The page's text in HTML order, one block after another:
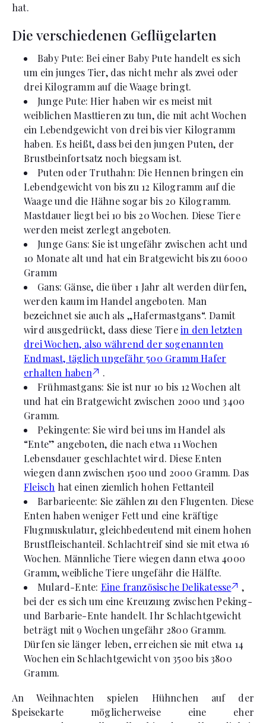
hat.
Die verschiedenen Geflügelarten
Baby Pute: Bei einer Baby Pute handelt es sich
um ein junges Tier, das nicht mehr als zwei oder
drei Kilogramm auf die Waage bringt.
Junge Pute: Hier haben wir es meist mit
weiblichen Masttieren zu tun, die mit acht Wochen
ein Lebendgewicht von drei bis vier Kilogramm
haben. Es heißt, dass bei den jungen Puten, der
Brustbeinfortsatz noch biegsam ist.
Puten oder Truthahn: Die Hennen bringen ein
Lebendgewicht von bis zu 12 Kilogramm auf die
Waage und die Hähne sogar bis 20 Kilogramm.
Mastdauer liegt bei 10 bis 20 Wochen. Diese Tiere
werden meist zerlegt angeboten.
Junge Gans: Sie ist ungefähr zwischen acht und
10 Monate alt und hat ein Bratgewicht bis zu 6000
Gramm
Gans: Gänse, die über 1 Jahr alt werden dürfen,
werden kaum im Handel angeboten. Man
bezeichnet sie auch als „Hafermastgans“. Damit
wird ausgedrückt, dass diese Tierein den letzten
drei Wochen, also während der sogenannten
Endmast, täglich ungefähr 500 Gramm Hafer
erhalten haben
.
Frühmastgans: Sie ist nur 10 bis 12 Wochen alt
und hat ein Bratgewicht zwischen 2000 und 3400
Gramm.
Pekingente: Sie wird bei uns im Handel als
“Ente” angeboten, die nach etwa 11 Wochen
Lebensdauer geschlachtet wird. Diese Enten
wiegen dann zwischen 1500 und 2000 Gramm. Das
Fleisch hat einen ziemlich hohen Fettanteil
Barbarieente: Sie zählen zu den Flugenten. Diese
Enten haben weniger Fett und eine kräftige
Flugmuskulatur, gleichbedeutend mit einem hohen
Brustfleischanteil. Schlachtreif sind sie mit etwa 16
Wochen. Männliche Tiere wiegen dann etwa 4000
Gramm, weibliche Tiere ungefähr die Hälfte.
Mulard-Ente: Eine französische Delikatesse
,
bei der es sich um eine Kreuzung zwischen Peking-
und Barbarie-Ente handelt. Ihr Schlachtgewicht
beträgt mit 9 Wochen ungefähr 2800 Gramm.
Dürfen sie länger leben, erreichen sie mit etwa 14
Wochen ein Schlachtgewicht von 3500 bis 3800
Gramm.
An Weihnachten spielen Hühnchen auf der
Speisekarte möglicherweise eine eher